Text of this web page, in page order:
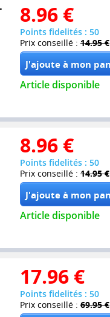
8.96 €
Points fidelités : 50
Prix conseillé : 14.95 €
Article disponible
8.96 €
Points fidelités : 50
Prix conseillé : 14.95 €
Article disponible
17.96 €
Points fidelités : 50
Prix conseillé : 69.95 €